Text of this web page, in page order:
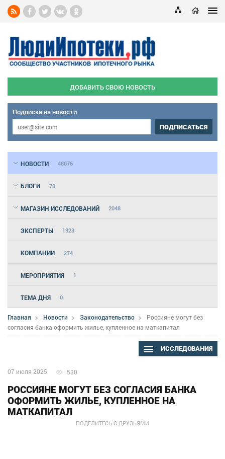
ДОБАВИТЬ СВОЮ НОВОСТЬ
Подписка на новости
ПОДПИСАТЬСЯ
НОВОСТИ 48076
БЛОГИ 70
МАГАЗИН ИССЛЕДОВАНИЙ 2048
ЭКСПЕРТЫ 1923
КОМПАНИИ 274
МЕРОПРИЯТИЯ 1
ТЕМА ДНЯ 0
Главная Новости Законодательство
Россияне могут без
согласия банка оформить жилье, купленное на маткапитал
ИССЛЕДОВАНИЯ
07 июля 2025 530
ПОДЕЛИТЕСЬ С ДРУЗЬЯМИ
РОССИЯНЕ МОГУТ БЕЗ СОГЛАСИЯ БАНКА
ОФОРМИТЬ ЖИЛЬЕ, КУПЛЕННОЕ НА
МАТКАПИТАЛ